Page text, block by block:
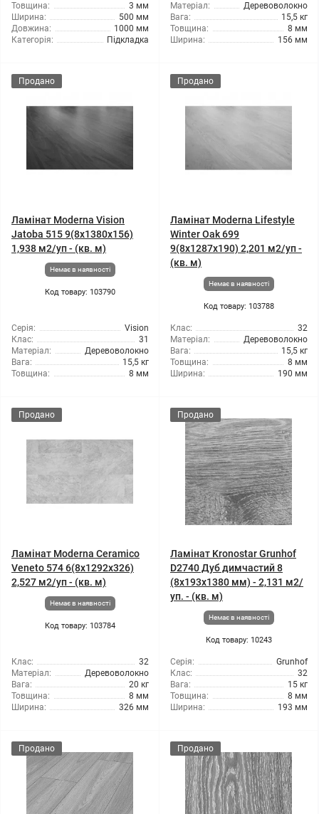
Товщина:
3 мм
Ширина:
500 мм
Довжина:
1000 мм
Категорія:
Підкладка
Матеріал:
Деревоволокно
Вага:
15,5 кг
Товщина:
8 мм
Ширина:
156 мм
Продано
Ламінат Moderna Vision
Jatoba 515 9(8x1380x156)
1,938 м2/уп - (кв. м)
Немає в наявності
Код товару: 103790
Серія:
Vision
Клас:
31
Матеріал:
Деревоволокно
Вага:
15,5 кг
Товщина:
8 мм
Продано
Ламінат Moderna Lifestyle
Winter Oak 699
9(8x1287x190) 2,201 м2/уп -
(кв. м)
Немає в наявності
Код товару: 103788
Клас:
32
Матеріал:
Деревоволокно
Вага:
15,5 кг
Товщина:
8 мм
Ширина:
190 мм
Продано
Ламінат Moderna Ceramico
Veneto 574 6(8x1292x326)
2,527 м2/уп - (кв. м)
Немає в наявності
Код товару: 103784
Клас:
32
Матеріал:
Деревоволокно
Вага:
20 кг
Товщина:
8 мм
Ширина:
326 мм
Продано
Ламінат Kronostar Grunhof
D2740 Дуб димчастий 8
(8x193x1380 мм) - 2,131 м2/
уп. - (кв. м)
Немає в наявності
Код товару: 10243
Серія:
Grunhof
Клас:
32
Вага:
15 кг
Товщина:
8 мм
Ширина:
193 мм
Продано Продано